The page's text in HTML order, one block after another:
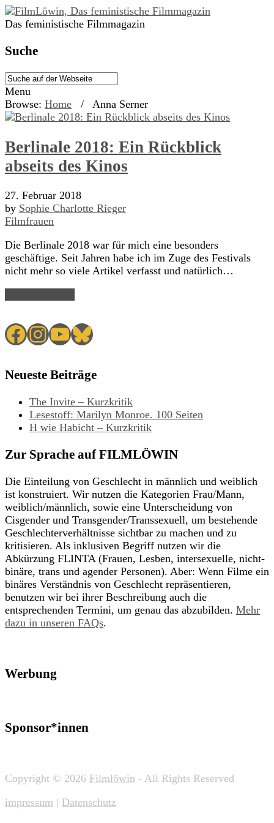
Das feministische Filmmagazin
Suche
Menu
Browse: Home / Anna Serner
Berlinale 2018: Ein Rückblick
abseits des Kinos
27. Februar 2018
by Sophie Charlotte Rieger
Filmfrauen
Die Berlinale 2018 war für mich eine besonders
geschäftige. Seit Jahren habe ich im Zuge des Festivals
nicht mehr so viele Artikel verfasst und natürlich…
Facebook
Instagram
YouTube
Bluesky
Neueste Beiträge
The Invite – Kurzkritik
Lesestoff: Marilyn Monroe. 100 Seiten
H wie Habicht – Kurzkritik
Zur Sprache auf FILMLÖWIN
Die Einteilung von Geschlecht in männlich und weiblich
ist konstruiert. Wir nutzen die Kategorien Frau/Mann,
weiblich/männlich, sowie eine Unterscheidung von
Cisgender und Transgender/Transsexuell, um bestehende
Geschlechterverhältnisse sichtbar zu machen und zu
kritisieren. Als inklusiven Begriff nutzen wir die
Abkürzung FLINTA (Frauen, Lesben, intersexuelle, nicht-
binäre, trans und agender Personen). Aber: Wenn Filme ein
binäres Verständnis von Geschlecht repräsentieren,
benutzen wir bei ihrer Beschreibung auch die
entsprechenden Termini, um genau das abzubilden. Mehr
dazu in unseren FAQs.
Werbung
Sponsor*innen
Copyright © 2026 Filmlöwin - All Rights Reserved
impressum | Datenschutz